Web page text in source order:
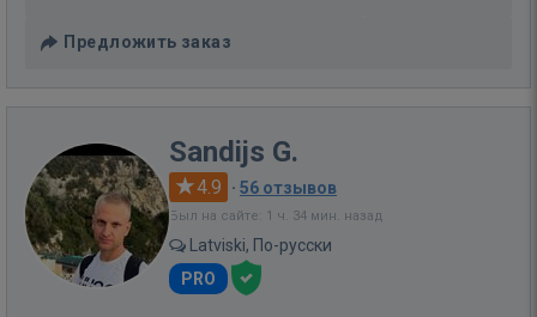
Предложить заказ
Sandijs G.
4.9 · 56 отзывов
Был на сайте: 1 ч. 34 мин. назад
Latviski, По-русски
PRO